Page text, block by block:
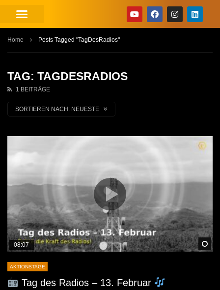
Home Posts Tagged "TagDesRadios"
TAG: TAGDESRADIOS
1 BEITRÄGE
SORTIEREN NACH: NEUESTE
08:07
AKTIONSTAGE
Tag des Radios – 13. Februar